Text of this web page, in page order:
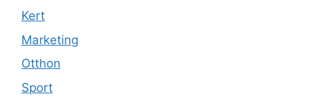
Kert
Marketing
Otthon
Sport